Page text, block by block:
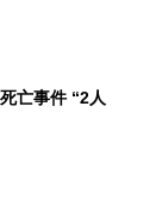
亡事件 “2人